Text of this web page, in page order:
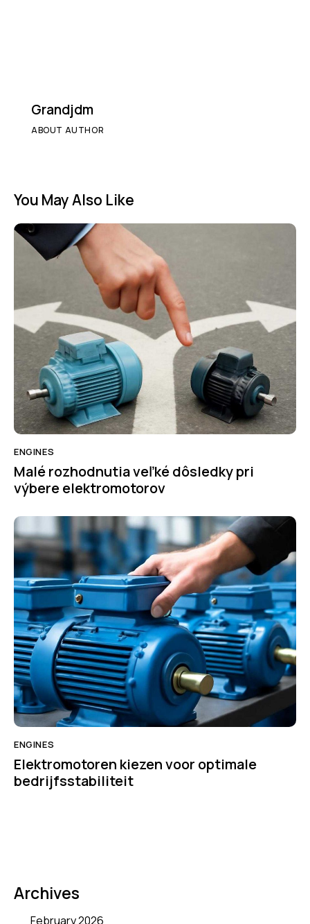
Grandjdm
ABOUT AUTHOR
You May Also Like
ENGINES
Malé rozhodnutia veľké dôsledky pri
výbere elektromotorov
ENGINES
Elektromotoren kiezen voor optimale
bedrijfsstabiliteit
Archives
February 2026